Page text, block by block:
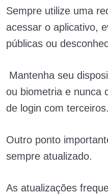
Sempre utilize uma
acessar o aplicativo,
públicas ou
Mantenha seu
ou biometria e nunca
de login com terceiros.
Outro ponto
sempre atualizado.
As atualizações